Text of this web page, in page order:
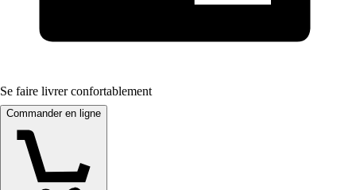
Se faire livrer confortablement
Commander en ligne